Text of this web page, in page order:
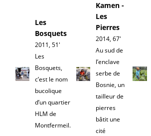
Les
Bosquets
2011, 51'
Les
Bosquets,
c’est le nom
bucolique
d’un quartier
HLM de
Montfermeil.
Kamen -
Les
Pierres
2014, 67'
Au sud de
l’enclave
serbe de
Bosnie, un
tailleur de
pierres
bâtit une
cité